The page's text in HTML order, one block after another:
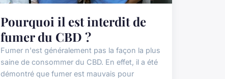
Pourquoi il est interdit de
fumer du CBD ?
Fumer n'est généralement pas la façon la plus
saine de consommer du CBD. En effet, il a été
démontré que fumer est mauvais pour